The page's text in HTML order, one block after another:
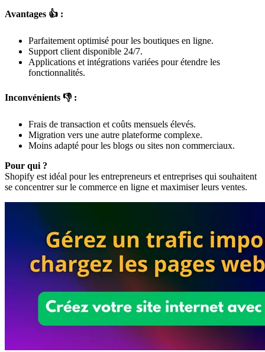
Avantages 👍 :
Parfaitement optimisé pour les boutiques en ligne.
Support client disponible 24/7.
Applications et intégrations variées pour étendre les
fonctionnalités.
Inconvénients 👎 :
Frais de transaction et coûts mensuels élevés.
Migration vers une autre plateforme complexe.
Moins adapté pour les blogs ou sites non commerciaux.
Pour qui ?
Shopify est idéal pour les entrepreneurs et entreprises qui souhaitent
se concentrer sur le commerce en ligne et maximiser leurs ventes.